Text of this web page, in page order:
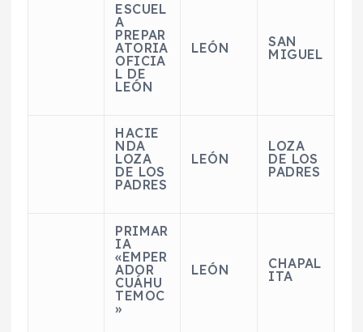
ESCUEL
A
PREPAR
ATORIA
OFICIA
L DE
LEÓN
LEÓN
SAN
MIGUEL
HACIE
NDA
LOZA
DE LOS
PADRES
LEÓN
LOZA
DE LOS
PADRES
PRIMAR
IA
«EMPER
ADOR
CUÁHU
TEMOC
»
LEÓN
CHAPAL
ITA